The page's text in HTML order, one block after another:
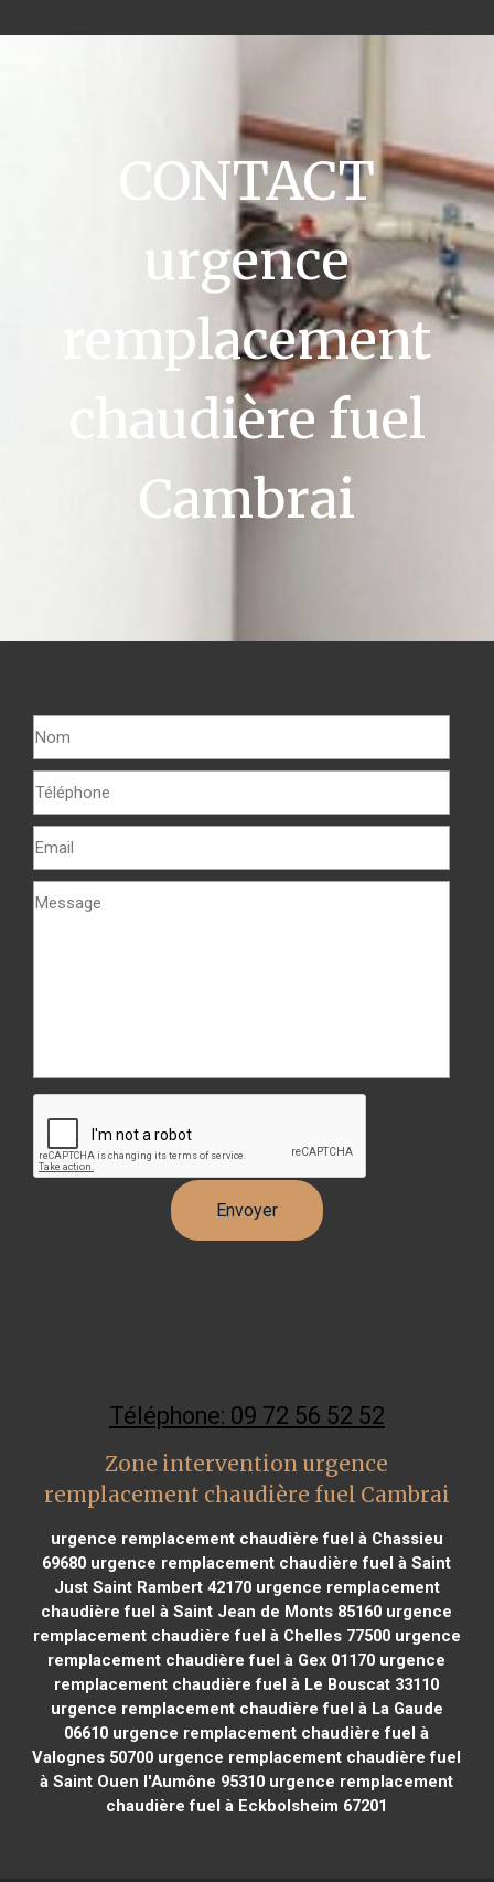
CONTACT
urgence
remplacement
chaudière fuel
Cambrai
Téléphone: 09 72 56 52 52
Zone intervention urgence
remplacement chaudière fuel Cambrai
urgence remplacement chaudière fuel à Chassieu
69680 urgence remplacement chaudière fuel à Saint
Just Saint Rambert 42170urgence remplacement
chaudière fuel à Saint Jean de Monts 85160 urgence
remplacement chaudière fuel à Chelles 77500urgence
remplacement chaudière fuel à Gex 01170 urgence
remplacement chaudière fuel à Le Bouscat 33110
urgence remplacement chaudière fuel à La Gaude
06610 urgence remplacement chaudière fuel à
Valognes 50700 urgence remplacement chaudière fuel
à Saint Ouen l'Aumône 95310 urgence remplacement
chaudière fuel à Eckbolsheim 67201